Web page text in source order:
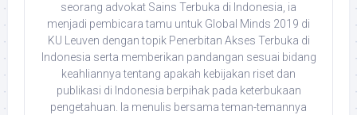
seorang advokat Sains Terbuka di Indonesia, ia
menjadi pembicara tamu untuk Global Minds 2019 di
KU Leuven dengan topik Penerbitan Akses Terbuka di
Indonesia serta memberikan pandangan sesuai bidang
keahliannya tentang apakah kebijakan riset dan
publikasi di Indonesia berpihak pada keterbukaan
pengetahuan. Ia menulis bersama teman-temannya